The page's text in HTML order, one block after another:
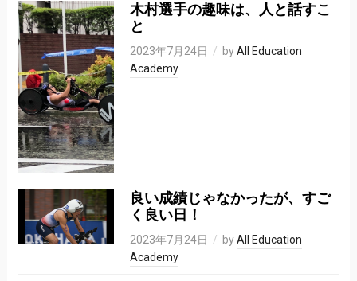
木村選手の趣味は、人と話すこ
と
2023年7月24日 byAll Education
Academy
良い成績じゃなかったが、すご
く良い日！
2023年7月24日 byAll Education
Academy